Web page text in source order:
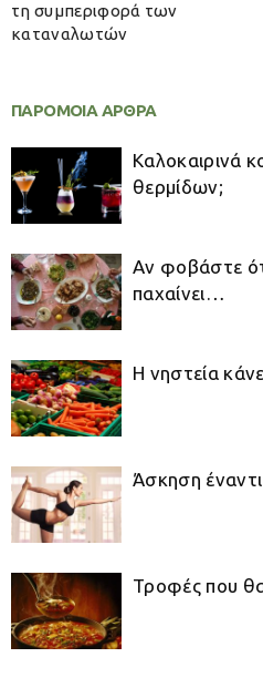
τη συμπεριφορά των
καταναλωτών
ΠΑΡΟΜΟΙΑ ΑΡΘΡΑ
Καλοκαιρινά
θερμίδων;
Αν φοβάστε
παχαίνει…
Η νηστεία
Άσκηση
Τροφές που